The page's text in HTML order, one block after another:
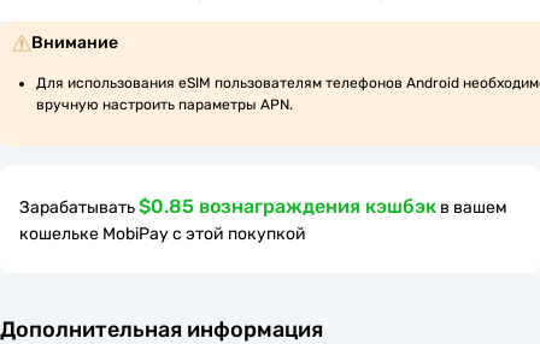
Внимание
Для использования eSIM пользователям телефонов Android
вручную настроить параметры APN.
Зарабатывать$0.85 вознаграждения кэшбэк в вашем
кошельке MobiPay с этой покупкой
Дополнительная информация